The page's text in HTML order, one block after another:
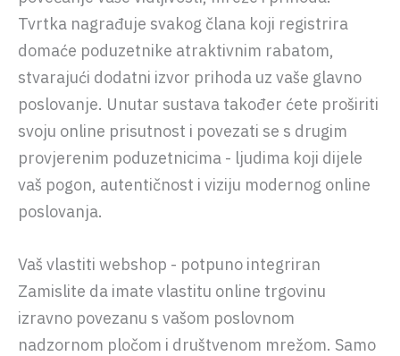
Tvrtka nagrađuje svakog člana koji registrira
domaće poduzetnike atraktivnim rabatom,
stvarajući dodatni izvor prihoda uz vaše glavno
poslovanje. Unutar sustava također ćete proširiti
svoju online prisutnost i povezati se s drugim
provjerenim poduzetnicima - ljudima koji dijele
vaš pogon, autentičnost i viziju modernog online
poslovanja.
Vaš vlastiti webshop - potpuno integriran
Zamislite da imate vlastitu online trgovinu
izravno povezanu s vašom poslovnom
nadzornom pločom i društvenom mrežom. Samo